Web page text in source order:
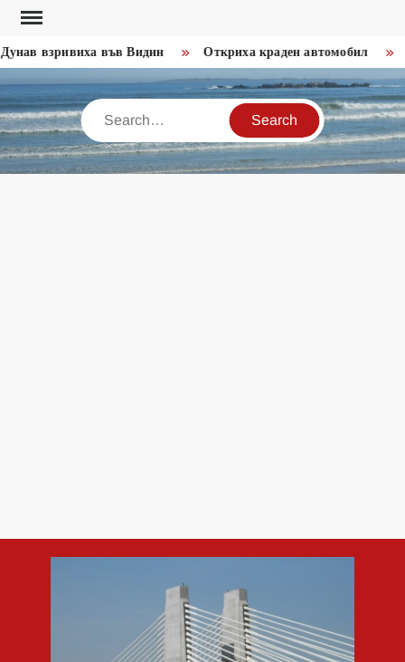
Skip
contentвзривиха във Видин Откриха краден автомобил
Search